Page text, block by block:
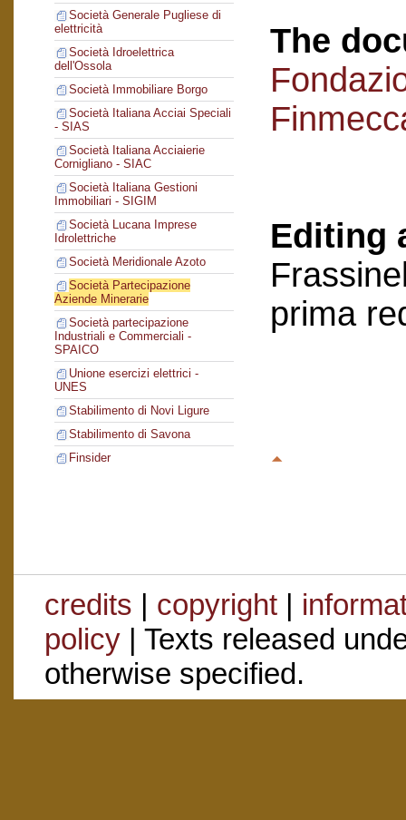
Società Generale Pugliese di
elettricità
Società Idroelettrica
dell'Ossola
Società Immobiliare Borgo
Società Italiana Acciai Speciali
- SIAS
Società Italiana Acciaierie
Cornigliano - SIAC
Società Italiana Gestioni
Immobiliari - SIGIM
Società Lucana Imprese
Idrolettriche
Società Meridionale Azoto
Società Partecipazione
Aziende Minerarie
Società partecipazione
Industriali e Commerciali -
SPAICO
Unione esercizi elettrici -
UNES
Stabilimento di Novi Ligure
Stabilimento di Savona
Finsider
The
Editing
prima
credits | copyright|
policy| Texts released
otherwise specified.